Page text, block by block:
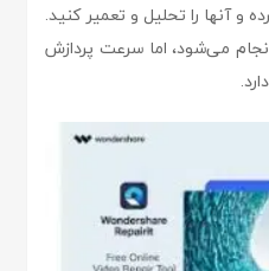
و آنها را تحلیل و تعمیر کنید.
می‌شود، اما سرعت پردازش